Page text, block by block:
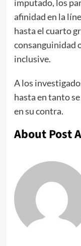
imputado, los
afinidad en la
hasta el cuarto
consanguinidad
inclusive.
A los
hasta en tanto
en su contra.
About Post